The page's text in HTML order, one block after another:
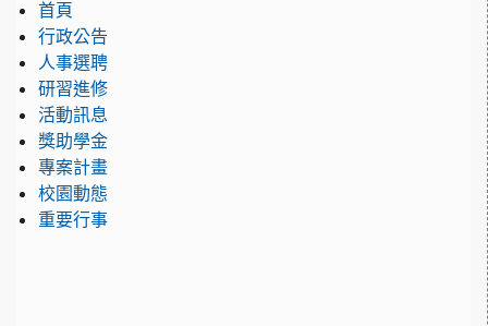
首頁
行政公告
人事選聘
研習進修
活動訊息
獎助學金
專案計畫
校園動態
重要行事